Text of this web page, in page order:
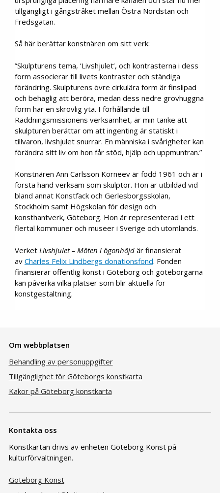
tillgängligt i gångstråket mellan Östra Nordstan och
Fredsgatan.
Så här berättar konstnären om sitt verk:
”Skulpturens tema, ’Livshjulet’, och kontrasterna i dess
form associerar till livets kontraster och ständiga
förändring. Skulpturens övre cirkulära form är finslipad
och behaglig att beröra, medan dess nedre grovhuggna
form har en skrovlig yta. I förhållande till
Räddningsmissionens verksamhet, är min tanke att
skulpturen berättar om att ingenting är statiskt i
tillvaron, livshjulet snurrar. En människa i svårigheter kan
förändra sitt liv om hon får stöd, hjälp och uppmuntran.”
Konstnären Ann Carlsson Korneev är född 1961 och är i
första hand verksam som skulptör. Hon är utbildad vid
bland annat Konstfack och Gerlesborgsskolan,
Stockholm samt Högskolan för design och
konsthantverk, Göteborg. Hon är representerad i ett
flertal kommuner och museer i Sverige och utomlands.
Verket Livshjulet – Möten i ögonhöjd är finansierat
av Charles Felix Lindbergs donationsfond. Fonden
finansierar offentlig konst i Göteborg och göteborgarna
kan påverka vilka platser som blir aktuella för
konstgestaltning.
Om webbplatsen
Behandling av personuppgifter
Tillgänglighet för Göteborgs konstkarta
Kakor på Göteborg konstkarta
Kontakta oss
Konstkartan drivs av enheten Göteborg Konst på
kulturförvaltningen.
Göteborg Konst